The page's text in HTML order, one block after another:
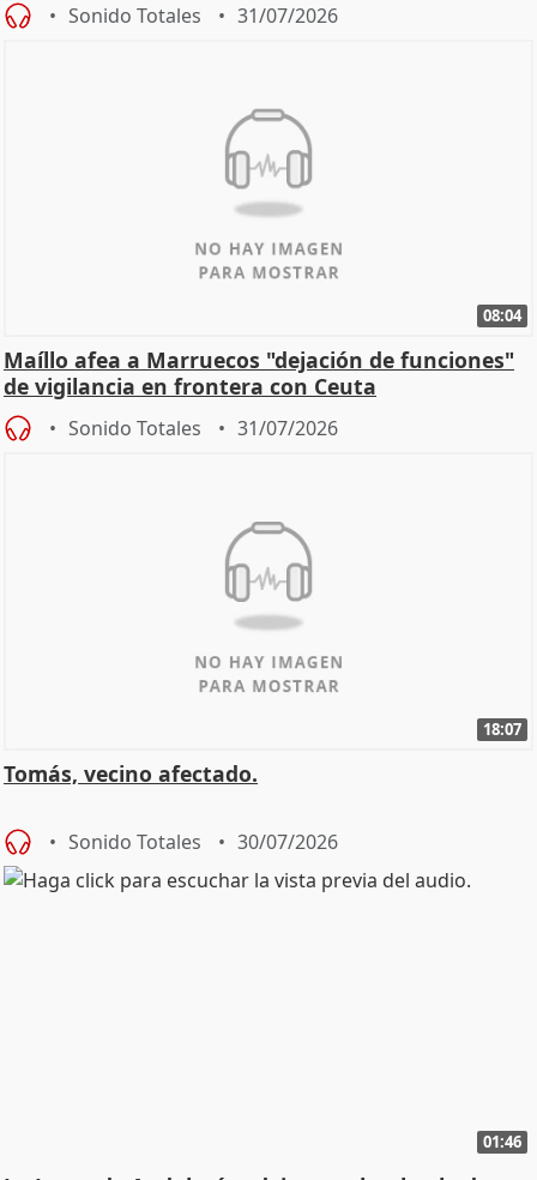
Sonido Totales 31/07/2026
08:04
Maíllo afea a Marruecos "dejación de funciones"
de vigilancia en frontera con Ceuta
Sonido Totales 31/07/2026
18:07
Tomás, vecino afectado.
Sonido Totales 30/07/2026
01:46